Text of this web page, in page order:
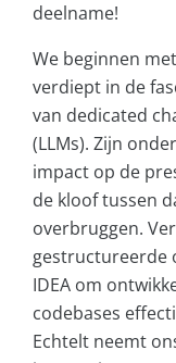
deelname!
We beginnen
verdiept in de
van dedicated
(LLMs). Zijn
impact op de
de kloof tussen
overbruggen.
gestructureerde
IDEA om
codebases
Echtelt neemt